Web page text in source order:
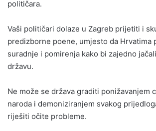
političara.
Vaši političari dolaze u Zagreb prijetiti i
predizborne poene, umjesto da Hrvatima
suradnje i pomirenja kako bi zajedno
državu.
Ne može se država graditi ponižavanjem
naroda i demoniziranjem svakog
riješiti očite probleme.